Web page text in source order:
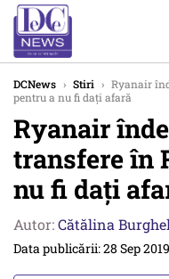
DCNews › Stiri › Ryanair
pentru a nu fi dați afară
Ryanair
transfere în
nu fi dați
Autor:Cătălina
Data publicării: 28 Sep 2019